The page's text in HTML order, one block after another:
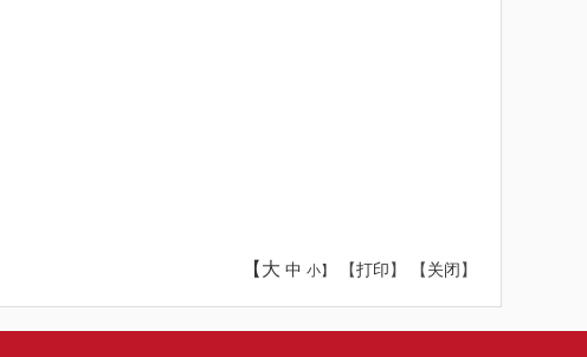
【大 中 小】 【打印 】 【 关闭 】